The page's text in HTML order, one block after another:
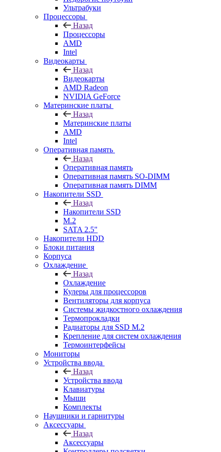
Ультрабуки
Процессоры
Назад
Процессоры
AMD
Intel
Видеокарты
Назад
Видеокарты
AMD Radeon
NVIDIA GeForce
Материнские платы
Назад
Материнские платы
AMD
Intel
Оперативная память
Назад
Оперативная память
Оперативная память SO-DIMM
Оперативная память DIMM
Накопители SSD
Назад
Накопители SSD
M.2
SATA 2.5"
Накопители HDD
Блоки питания
Корпуса
Охлаждение
Назад
Охлаждение
Кулеры для процессоров
Вентиляторы для корпуса
Системы жидкостного охлаждения
Термопрокладки
Радиаторы для SSD M.2
Крепление для систем охлаждения
Термоинтерфейсы
Мониторы
Устройства ввода
Назад
Устройства ввода
Клавиатуры
Мыши
Комплекты
Наушники и гарнитуры
Аксессуары
Назад
Аксессуары